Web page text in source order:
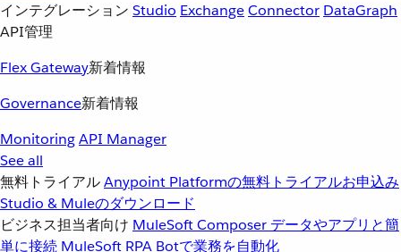
インテグレーション Studio ExchangeConnector DataGraph
API管理
Flex Gateway新着情報
Governance新着情報
MonitoringAPI Manager
See all
無料トライアルAnypoint Platformの無料トライアルお申込み
Studio & Muleのダウンロード
ビジネス担当者向け MuleSoft Composer データやアプリと簡
単に接続 MuleSoft RPA Botで業務を自動化